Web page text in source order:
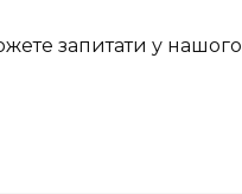
запитати у нашого